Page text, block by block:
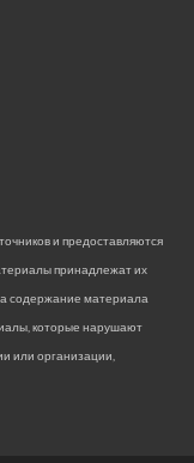
и предоставляются
принадлежат их
содержание материала
которые нарушают
или организации,